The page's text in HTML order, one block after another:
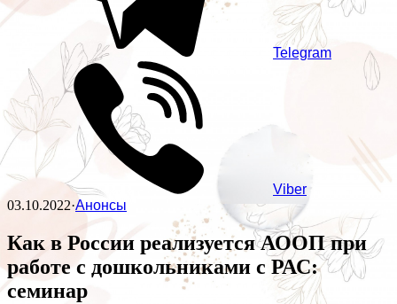
Telegram
Viber
03.10.2022·Анонсы
Как в России реализуется АООП при
работе с дошкольниками с РАС:
семинар